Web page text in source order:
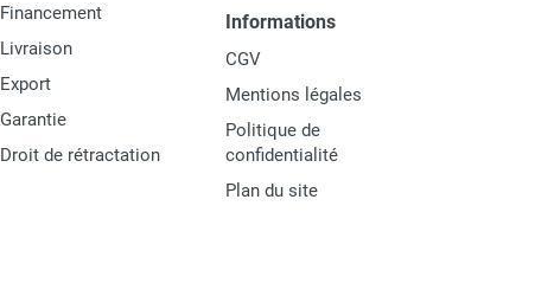
Financement
Livraison
Export
Garantie
Droit de rétractation
Informations
CGV
Mentions légales
Politique de
confidentialité
Plan du site